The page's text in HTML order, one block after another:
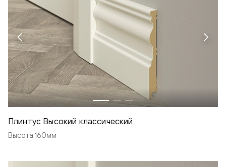
Плинтус Высокий классический
Высота 160мм